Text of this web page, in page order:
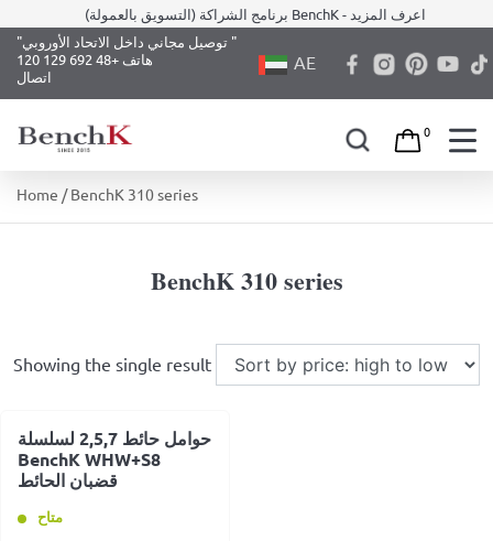
content
برنامج الشراكة (التسويق بالعمولة) BenchK - اعرف المزيد
"توصيل مجاني داخل الاتحاد الأوروبي "
هاتف +48 692 129 120
اتصال
AE
0
Home / BenchK 310 series
BenchK 310 series
Showing the single result
حوامل حائط 2,5,7 لسلسلة
BenchK WHW+S8
قضبان الحائط
متاح